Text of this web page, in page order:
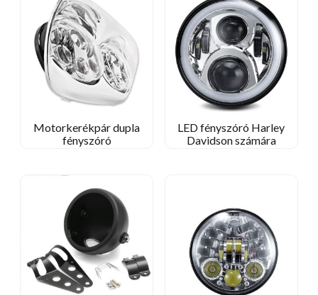
Motorkerékpár dupla
fényszóró
LED fényszóró Harley
Davidson számára